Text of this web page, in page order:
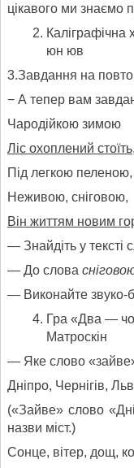
цікавого ми знаємо
юн юв
3.Завдання на
− А тепер вам
Чародійкою зимою
Ліс охоплений стоїть,
Під легкою пеленою,
Неживою, сніговою,
Він життям новим
— Знайдіть у тексті
— До слова
— Виконайте звуко-
Гра «Два —
Матроскін
— Яке слово
Дніпро, Чернігів,
(«Зайве» слово
назви міст.)
Сонце, вітер, дощ,